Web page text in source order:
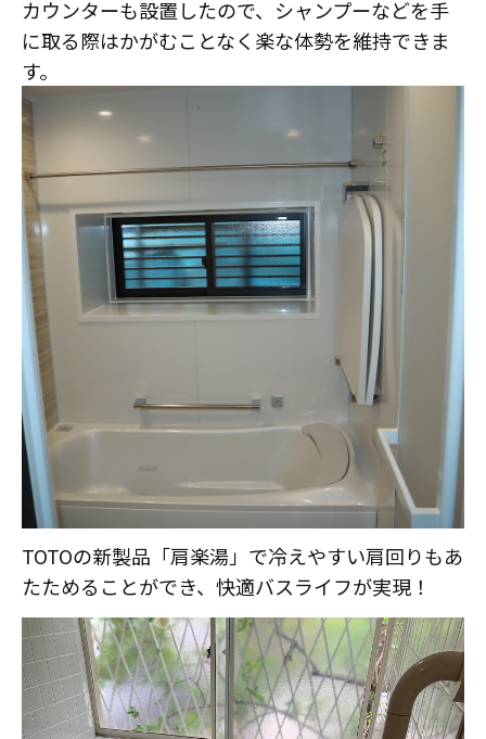
カウンターも設置したので、シャンプーなどを手
に取る際はかがむことなく楽な体勢を維持できま
す。
TOTOの新製品「肩楽湯」で冷えやすい肩回りもあ
たためることができ、快適バスライフが実現！